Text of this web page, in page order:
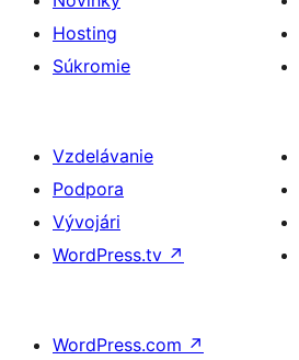
Hosting
Súkromie
Vzdelávanie
Podpora
Vývojári
WordPress.tv ↗
WordPress.com ↗